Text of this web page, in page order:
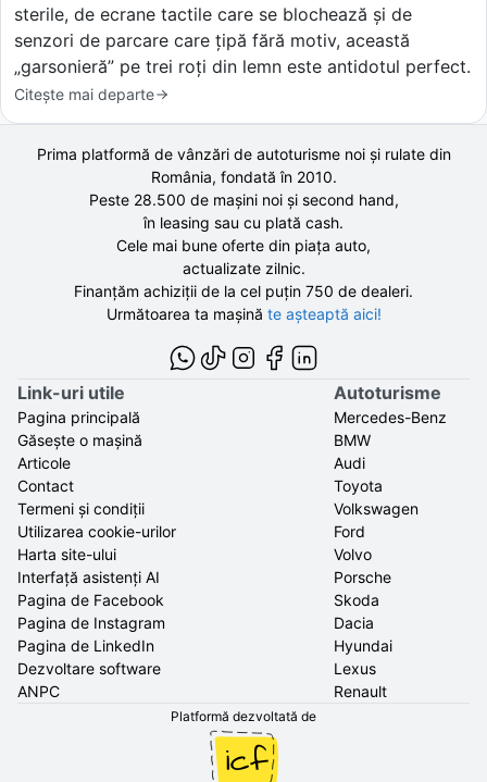
sterile, de ecrane tactile care se blochează și de
senzori de parcare care țipă fără motiv, această
„garsonieră” pe trei roți din lemn este antidotul perfect.
Citește mai departe
Prima platformă de vânzări de autoturisme noi și rulate din
România, fondată în 2010.
Peste 28.500 demașini noi și second hand,
în leasing sau cu plată cash.
Cele mai bune oferte din piața auto,
actualizate zilnic.
Finanțăm achiziții de la cel puțin 750 de dealeri.
Următoarea ta mașină te așteaptă aici!
Link-uri utile
Pagina principală
Găsește o mașină
Articole
Contact
Termeni și condiții
Utilizarea cookie-urilor
Harta site-ului
Interfață asistenți AI
Pagina de Facebook
Pagina de Instagram
Pagina de LinkedIn
Dezvoltare software
ANPC
Autoturisme
Mercedes-Benz
BMW
Audi
Toyota
Volkswagen
Ford
Volvo
Porsche
Skoda
Dacia
Hyundai
Lexus
Renault
Platformă dezvoltată de